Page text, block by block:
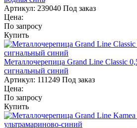
Артикул: 239040 Под заказ
Цена:
По запросу
Купить
Металлочерепица Grand Line Classic
сигнальный синий
Артикул: 111249 Под заказ
Цена:
По запросу
Купить